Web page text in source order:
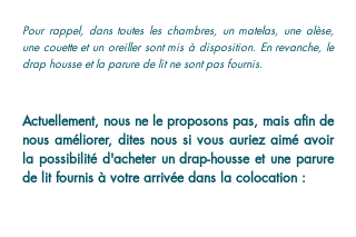
Pour rappel, dans toutes les chambres, un matelas, une alèse,
une couette et un oreiller sont mis à disposition. En revanche, le
drap housse et la parure de lit ne sont pas fournis.
Actuellement, nous ne le proposons pas, mais afin de
nous améliorer, dites nous si vous auriez aimé avoir
la possibilité d'acheter un drap-housse et une parure
de lit fournis à votre arrivée dans la colocation :